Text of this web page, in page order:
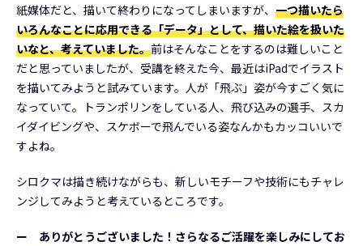
紙媒体だと、描いて終わりになってしまいますが、 一つ描いたら
いろんなことに応用できる「データ」として、描いた絵を扱いた
いなと、考えていました。前はそんなことをするのは難しいこと
だと思っていましたが、受講を終えた今、最近はiPadでイラスト
を描いてみようと試みています。人が「飛ぶ」姿が今すごく気に
なっていて。トランポリンをしている人、飛び込みの選手、スカ
イダイビングや、スケボーで飛んでいる姿なんかもカッコいいで
すよね。
シロクマは描き続けながらも、新しいモチーフや技術にもチャレ
ンジしてみようと考えているところです。
ー ありがとうございました！さらなるご活躍を楽しみにしてお